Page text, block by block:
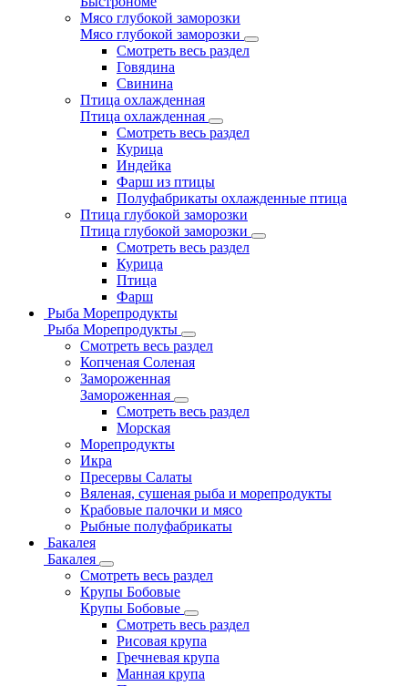
Мясо глубокой заморозки
Мясо глубокой заморозки
Смотреть весь раздел
Говядина
Свинина
Птица охлажденная
Птица охлажденная
Смотреть весь раздел
Курица
Индейка
Фарш из птицы
Полуфабрикаты охлажденные птица
Птица глубокой заморозки
Птица глубокой заморозки
Смотреть весь раздел
Курица
Птица
Фарш
Рыба Морепродукты
Рыба Морепродукты
Смотреть весь раздел
Копченая Соленая
Замороженная
Замороженная
Смотреть весь раздел
Морская
Морепродукты
Икра
Пресервы Салаты
Вяленая, сушеная рыба и морепродукты
Крабовые палочки и мясо
Рыбные полуфабрикаты
Бакалея
Бакалея
Смотреть весь раздел
Крупы Бобовые
Крупы Бобовые
Смотреть весь раздел
Рисовая крупа
Гречневая крупа
Манная крупа